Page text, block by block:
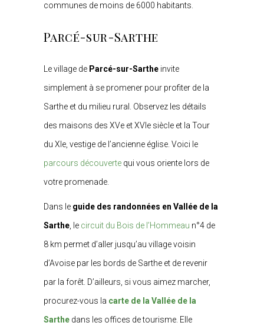
communes de moins de 6000 habitants.
Parcé-sur-Sarthe
Le village de Parcé-sur-Sarthe invite
simplement à se promener pour profiter de la
Sarthe et du milieu rural. Observez les détails
des maisons des XVe et XVIe siècle et la Tour
du XIe, vestige de l’ancienne église. Voici le
parcours découverte qui vous oriente lors de
votre promenade.
Dans le guide des randonnées en Vallée de la
Sarthe , le circuit du Bois de l’Hommeau n°4 de
8 km permet d’aller jusqu’au village voisin
d’Avoise par les bords de Sarthe et de revenir
par la forêt. D’ailleurs, si vous aimez marcher,
procurez-vous la carte de la Vallée de la
Sarthe dans les offices de tourisme. Elle